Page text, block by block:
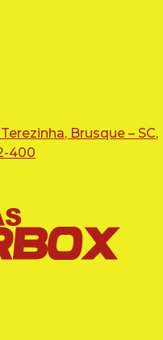
Brusque – SC,
400